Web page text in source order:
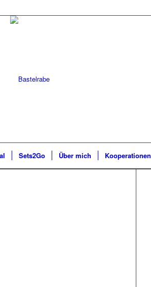
Sets2Go Über mich Kooperationen